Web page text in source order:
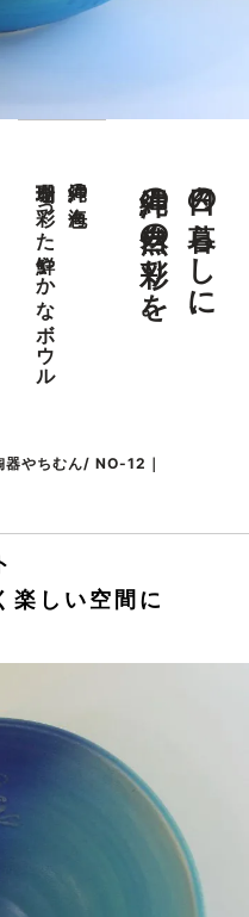
日々の暮らしに、
沖縄の自然の彩りを。
沖縄の海色
珊瑚を彩った鮮やかなボウル
やちむん/ NO-12｜
楽しい空間に